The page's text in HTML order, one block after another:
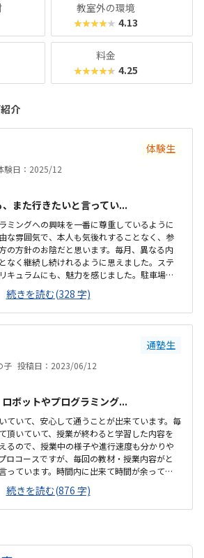
教室外の環境
★★★★★ 4.13
料金
★★★★★ 4.25
介
体験生
験日：2025/12
また行きたいと言ってい...
ミングへの興味を一番に尊重しているように
な雰囲気で、本人も気後れすることなく、参
の方針のお陰だと思います。毎月、異なる内
なく継続し続けれるように思えました。ステ
キュラムにも、魅力を感じました。駐車場が
良かったです（お迎え時は満車で入れなかっ
夫しないといけない気がします）施設自体
です。イスも充分にあり、送迎のついでに、親
じゃない気がします。初めて通うので、相場
なと思います。
続きを読む(328 字)
通塾生
子 投稿日：2023/06/12
ボットやプログラミング...
ていて、安心して通うことが出来ています。毎
頂いていて、授業が終わると学習した内容を
るので、授業中の様子や進行速度も分かりや
ロコースですが、毎回の教材・授業内容がと
っています。時間内に出来て時間が余って
出して下さるので、時間中ずっと夢中でロボ
また、工具を使って組み立てるロボットは、
少し違うので、新しい楽しさがあり、毎回授
そこだけが残念です。車椅子での移動なの
少し狭く、通れるのですが怖いです。普通に
続きを読む(876 字)